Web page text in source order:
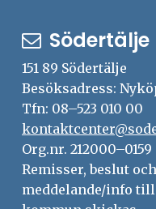
151 89 Södertälje
Besöksadress:
Tfn: 08–523 010 00
Org.nr. 212000–0159
Remisser, beslut och
meddelande/info till